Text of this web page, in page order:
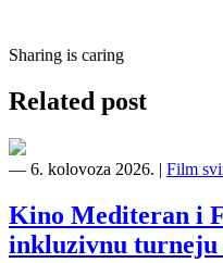
Sharing is caring
Related post
― 6. kolovoza 2026. | Film
Kino Mediteran i
inkluzivnu turneju